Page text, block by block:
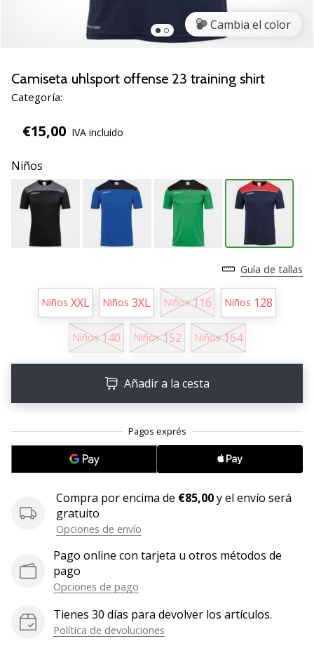
Accelerate
SQD
Descubre
actualizaciones
técnicas
y…
25. 11. 2024
¡Conviértete
embajador
Weplayhandball!
un
¡Te
queremos
nuestro
Mostrar
todos
Cambia el color
Camiseta uhlsport offense 23 training shirt
Categoría:
€15,00 IVA incluido
Niños
Guía de tallas
Niños XXL Niños 3XL Niños 116 Niños 128
Niños 140 Niños 152 Niños 164
Añadir a la cesta
Compra por encima de €85,00y el envío será
gratuito
Opciones de envío
Pago online con tarjeta u otros métodos de
pago
Opciones de pago
Tienes 30 días para devolver los artículos.
Política de devoluciones